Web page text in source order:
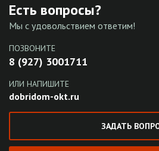
Есть вопросы?
Мы с удовольствием ответим!
ПОЗВОНИТЕ
8 (927) 3001711
ИЛИ НАПИШИТЕ
dobridom-okt.ru
ЗАДАТЬ